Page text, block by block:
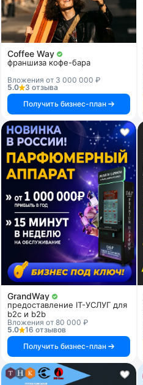
Coffee Way
франшиза кофе-бара
Вложения от 3 000 000 ₽
5.0
3 отзыва
Получить бизнес-план
GrandWay
предоставление IT-УСЛУГ для
b2c и b2b
Вложения от 80 000 ₽
5.0
16 отзывов
Получить бизнес-план